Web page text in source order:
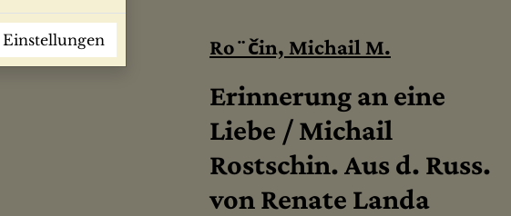
Einstellungen Ro¨čin, Michail M.
Erinnerung an eine
Liebe / Michail
Rostschin. Aus d. Russ.
von Renate Landa